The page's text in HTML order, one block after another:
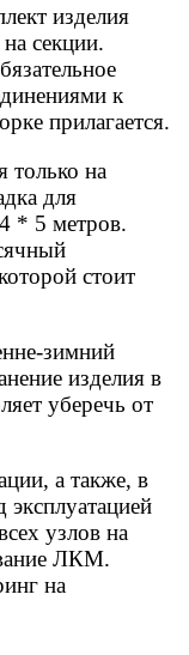
изделия
секции.
к
прилагается.
только на
для
* 5 метров.
стоит
зимний
изделия в
уберечь от
а также, в
эксплуатацией
узлов на
ЛКМ.
на